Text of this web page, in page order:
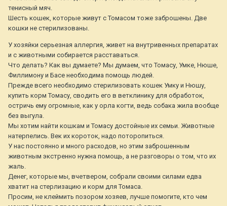
тенисный мяч.
Шесть кошек, которые живут с Томасом тоже заброшены. Две
кошки не стерилизованы.
У хозяйки серьезная аллергия, живет на внутривенных препаратах
и с животными собирается расставаться.
Что делать? Как вы думаете? Мы думаем, что Томасу, Умке, Нюше,
Филлимону и Басе необходима помощь людей.
Прежде всего необходимо стерилизовать кошек Умку и Нюшу,
купить корм Томасу, сводить его в ветклинику для обработок,
остричь ему огромные, как у орла когти, ведь собака жила вообще
без выгула.
Мы хотим найти кошкам и Томасу достойные их семьи. Животные
натерпелись. Век их короток, надо поторопиться.
У нас постоянно и много расходов, но этим заброшенным
животным экстренно нужна помощь, а не разговоры о том, что их
жаль.
Денег, которые мы, вчетвером, собрали своими силами едва
хватит на стерлизацию и корм для Томаса.
Просим, не клеймить позором хозяев, лучше помогите, кто чем